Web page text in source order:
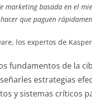
basada en el
que paguen
los expertos de
fundamentos de la
estrategias
y sistemas críticos